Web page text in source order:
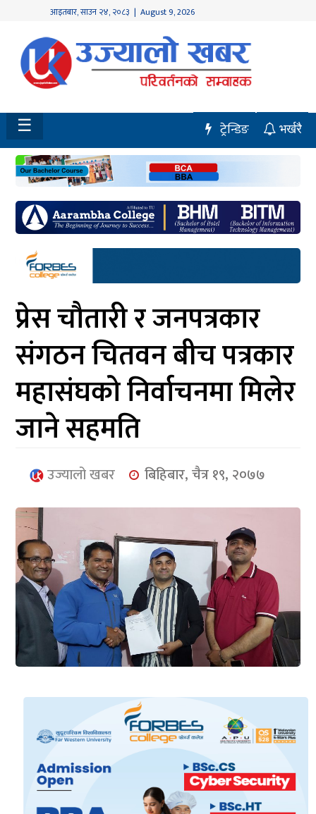
आइतबार,साउन २४, २०८३ | August 9, 2026
होमपेज
नवलपुर
विशेष
मध्य
नेपाल
चितवन
सेरोफेरो
समाचार
आर्थिक
मनोरञ्जन
खेलकुद
अन्तर्राष्ट्रिय/
युनिकोड
☰ भर्खरै
ट्रेन्डिङ
प्रेस चाैतारी र जनपत्रकार
संगठन चितवन बीच पत्रकार
महासंघको निर्वाचनमा मिलेर
जाने सहमति
उज्यालो खबर बिहिबार, चैत्र १९, २०७७